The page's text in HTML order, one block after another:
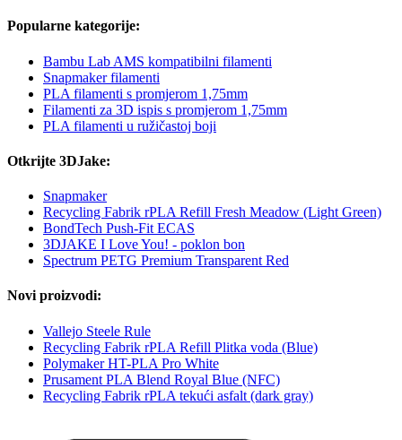
Popularne kategorije:
Bambu Lab AMS kompatibilni filamenti
Snapmaker filamenti
PLA filamenti s promjerom 1,75mm
Filamenti za 3D ispis s promjerom 1,75mm
PLA filamenti u ružičastoj boji
Otkrijte 3DJake:
Snapmaker
Recycling Fabrik rPLA Refill Fresh Meadow (Light Green)
BondTech Push-Fit ECAS
3DJAKE I Love You! - poklon bon
Spectrum PETG Premium Transparent Red
Novi proizvodi:
Vallejo Steele Rule
Recycling Fabrik rPLA Refill Plitka voda (Blue)
Polymaker HT-PLA Pro White
Prusament PLA Blend Royal Blue (NFC)
Recycling Fabrik rPLA tekući asfalt (dark gray)